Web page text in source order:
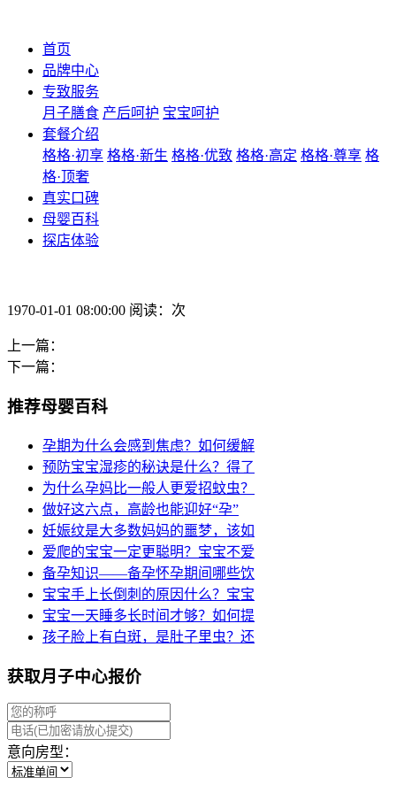
首页
品牌中心
专致服务
月子膳食 产后呵护 宝宝呵护
套餐介绍
格格·初享 格格·新生 格格·优致 格格·高定 格格·尊享 格
格·顶奢
真实口碑
母婴百科
探店体验
1970-01-01 08:00:00 阅读：次
上一篇：
下一篇：
推荐母婴百科
孕期为什么会感到焦虑？如何缓解
预防宝宝湿疹的秘诀是什么？得了
为什么孕妈比一般人更爱招蚊虫？
做好这六点，高龄也能迎好“孕”
妊娠纹是大多数妈妈的噩梦，该如
爱爬的宝宝一定更聪明？宝宝不爱
备孕知识——备孕怀孕期间哪些饮
宝宝手上长倒刺的原因什么？宝宝
宝宝一天睡多长时间才够？如何提
孩子脸上有白斑，是肚子里虫？还
获取月子中心报价
意向房型：